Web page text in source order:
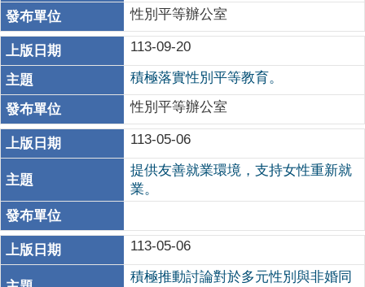
性別平等辦公室
113-09-20
積極落實性別平等教育。
性別平等辦公室
113-05-06
提供友善就業環境，支持女性重新就
業。
113-05-06
積極推動討論對於多元性別與非婚同